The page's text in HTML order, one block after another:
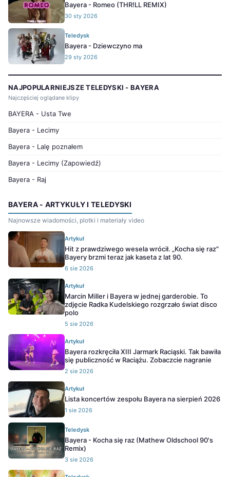
Bayera - Romeo (THR!LL REMIX)
30 sty 2026
Teledysk
Bayera - Dziewczyno ma
29 sty 2026
NAJPOPULARNIEJSZE TELEDYSKI - BAYERA
Najczęściej oglądane klipy
BAYERA - Usta Twe
Bayera - Lecimy
Bayera - Lalę poznałem
Bayera - Lecimy (Zapowiedź)
Bayera - Raj
BAYERA - ARTYKUŁY I TELEDYSKI
Najnowsze wiadomości, plotki i materiały video
Artykuł
Hit z prawdziwego wesela wrócił. „Kocha się raz"
Bayery brzmi teraz jak kaseta z lat 90.
6 sie 2026
Artykuł
Marcin Miller i Bayera w jednej garderobie. To
zdjęcie Radka Kudelskiego rozgrzało świat disco
polo
5 sie 2026
Artykuł
Bayera rozkręciła XIII Jarmark Raciąski. Tak bawiła
się publiczność w Raciążu. Zobaczcie nagranie
2 sie 2026
Artykuł
Lista koncertów zespołu Bayera na sierpień 2026
1 sie 2026
Teledysk
Bayera - Kocha się raz (Mathew Oldschool 90's
Remix)
3 sie 2026